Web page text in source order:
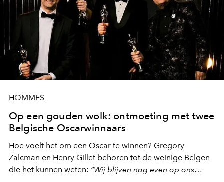
HOMMES
Op een gouden wolk: ontmoeting met twee
Belgische Oscarwinnaars
Hoe voelt het om een Oscar te winnen? Gregory
Zalcman en Henry Gillet behoren tot de weinige Belgen
die het kunnen weten: “Wij blijven nog even op ons